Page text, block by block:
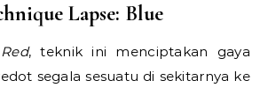
Lapse: Blue
Red, teknik ini menciptakan gaya
segala sesuatu di sekitarnya ke